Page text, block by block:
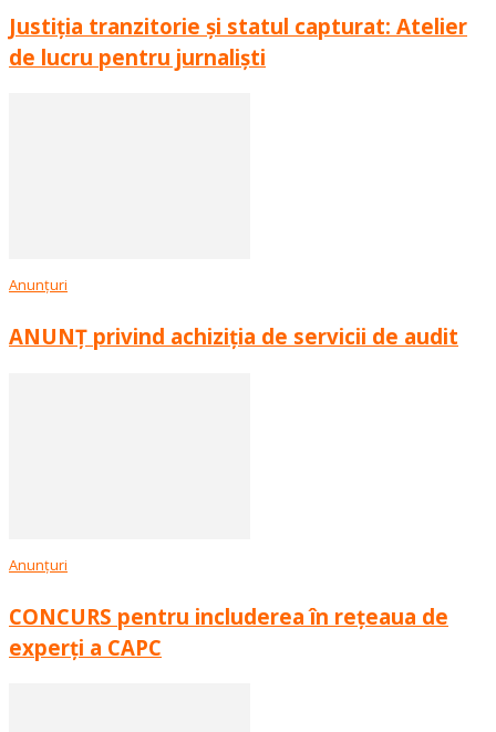
Justiția tranzitorie și statul capturat: Atelier
de lucru pentru jurnaliști
Anunțuri
ANUNȚ privind achiziția de servicii de audit
Anunțuri
CONCURS pentru includerea în rețeaua de
experți a CAPC